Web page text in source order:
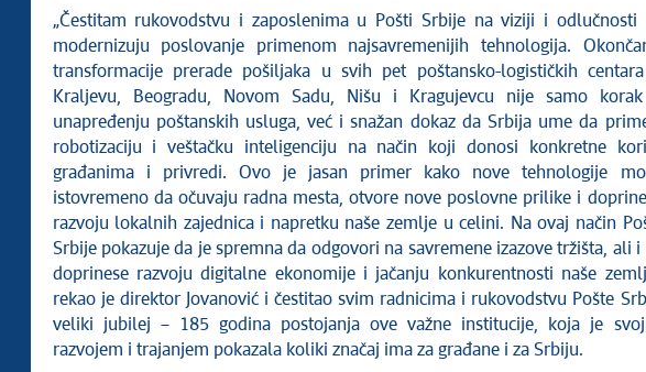
„Čestitam rukovodstvu i zaposlenima u Pošti Srbije na viziji i odlučnosti
modernizuju poslovanje primenom najsavremenijih tehnologija.
transformacije prerade pošiljaka u svih pet poštansko-logističkih
Kraljevu, Beogradu, Novom Sadu, Nišu i Kragujevcu nije samo
unapređenju poštanskih usluga, već i snažan dokaz da Srbija ume da
robotizaciju i veštačku inteligenciju na način koji donosi konkretne
građanima i privredi. Ovo je jasan primer kako nove tehnologije
istovremeno da očuvaju radna mesta, otvore nove poslovne prilike i
razvoju lokalnih zajednica i napretku naše zemlje u celini. Na ovaj način
Srbije pokazuje da je spremna da odgovori na savremene izazove tržišta, ali i
doprinese razvoju digitalne ekonomije i jačanju konkurentnosti naše
rekao je direktor Jovanović i čestitao svim radnicima i rukovodstvu Pošte
veliki jubilej – 185 godina postojanja ove važne institucije, koja je
razvojem i trajanjem pokazala koliki značaj ima za građane i za Srbiju.